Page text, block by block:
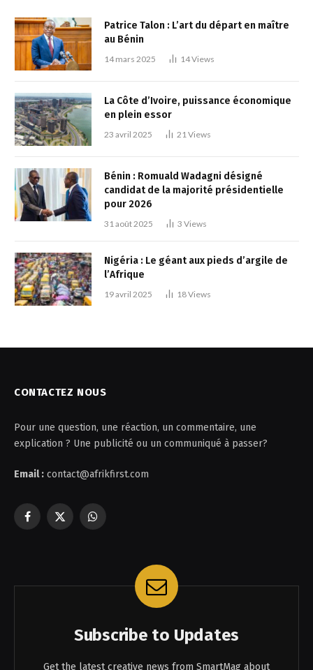
Patrice Talon : L’art du départ en maître
au Bénin
14 mars 2025 14Views
La Côte d’Ivoire, puissance économique
en plein essor
23 avril 2025 21 Views
Bénin : Romuald Wadagni désigné
candidat de la majorité présidentielle
pour 2026
31 août 2025 3 Views
Nigéria : Le géant aux pieds d’argile de
l’Afrique
19 avril 2025 18Views
CONTACTEZ NOUS
Pour une question, une réaction, un commentaire, une
explication ? Une publicité ou un communiqué à passer?
Email : contact@afrikfirst.com
Facebook
X
WhatsApp
Subscribe to Updates
Get the latest creative news from SmartMag about